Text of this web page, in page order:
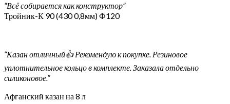
“Всё собирается как конструктор”
Тройник-К 90 (430 0,8мм) Ф120
“Казан отличный👍 Рекомендую к покупке. Резиновое
уплотнительное кольцо в комплекте. Заказала отдельно
силиконовое.”
Афганский казан на 8 л